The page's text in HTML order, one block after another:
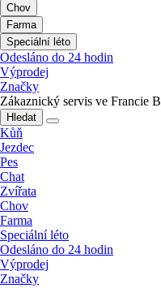
Chov
Farma
Speciální léto
Odesláno do 24 hodin
Výprodej
Značky
Zákaznický servis ve Francie
Hledat
Kůň
Jezdec
Pes
Chat
Zvířata
Chov
Farma
Speciální léto
Odesláno do 24 hodin
Výprodej
Značky